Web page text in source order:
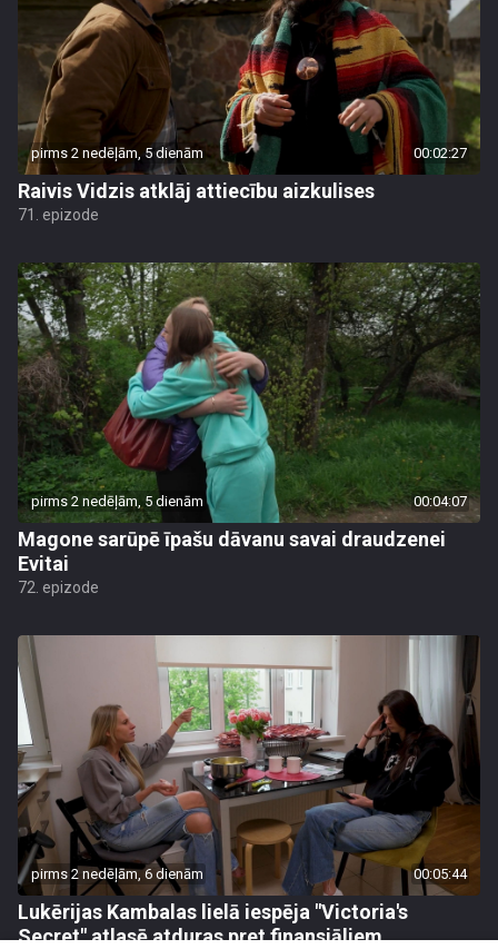
pirms 2 nedēļām, 5 dienām 00:02:27
Raivis Vidzis atklāj attiecību aizkulises
71. epizode
pirms 2 nedēļām, 5 dienām 00:04:07
Magone sarūpē īpašu dāvanu savai draudzenei
Evitai
72. epizode
pirms 2 nedēļām, 6 dienām 00:05:44
Lukērijas Kambalas lielā iespēja "Victoria's
Secret" atlasē atduras pret finansiāliem